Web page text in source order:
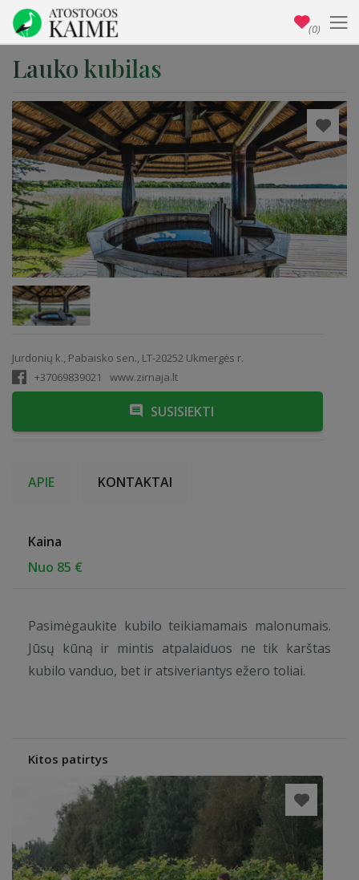
Lauko kubilas
Jurdonių k., Pabaisko sen., LT-20252 Ukmergės r.
+37069839021
www.zirnaja.lt
SUSISIEKTI
APIE KONTAKTAI
Kaina
Nuo 85 €
Pasimėgaukite kubilo teikiamamais malonumais.
Jūsų kūną ir mintis atpalaiduos ne tik karštas
kubilo vanduo, bet ir atsiveriantys ežero toliai.
Kitos patirtys
(0)